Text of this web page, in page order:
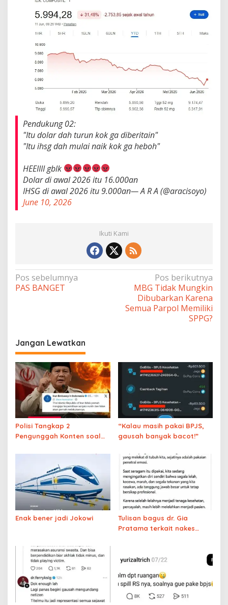
Pendukung 02:
"Itu dolar dah turun kok ga diberitain"
"Itu ihsg dah mulai naik kok ga heboh"
HEEIIII gblk
Dolar di awal 2026 itu 16.000an
IHSG di awal 2026 itu 9.000an— A R A (@aracisoyo)
June 10, 2026
Ikuti Kami
Navigasi
pos
Pos sebelumnya
PAS BANGET
Pos berikutnya
MBG Tidak Mungkin
Dibubarkan Karena
Semua Parpol Memiliki
SPPG?
Jangan Lewatkan
Polisi Tangkap 2
Pengunggah Konten soal
“Kalau masih pakai BPJS,
gausah banyak bacot!”
Enak bener jadi Jokowi
Tulisan bagus dr. Gia
Pratama terkait nakes